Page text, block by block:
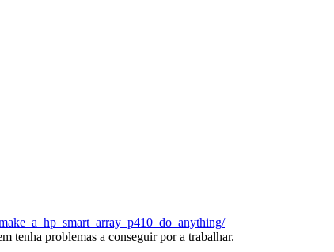
tenha problemas a conseguir por a trabalhar.